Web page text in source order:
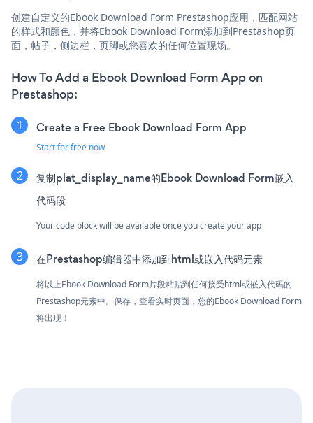
创建自定义的Ebook Download Form Prestashop应用，匹配网站
的样式和颜色，并将Ebook Download Form添加到Prestashop页
面，帖子，侧边栏，页脚或您喜欢的任何位置现场。
How To Add a Ebook Download Form App on
Prestashop:
Create a Free Ebook Download Form App
Start for free now
复制plat_display_name的Ebook Download Form嵌入
代码段
Your code block will be available once you create your app
在Prestashop编辑器中添加到html或嵌入代码元素
将以上Ebook Download Form片段粘贴到任何接受html或嵌入代码的
Prestashop元素中。保存，查看实时页面，您的Ebook Download Form
将出现！